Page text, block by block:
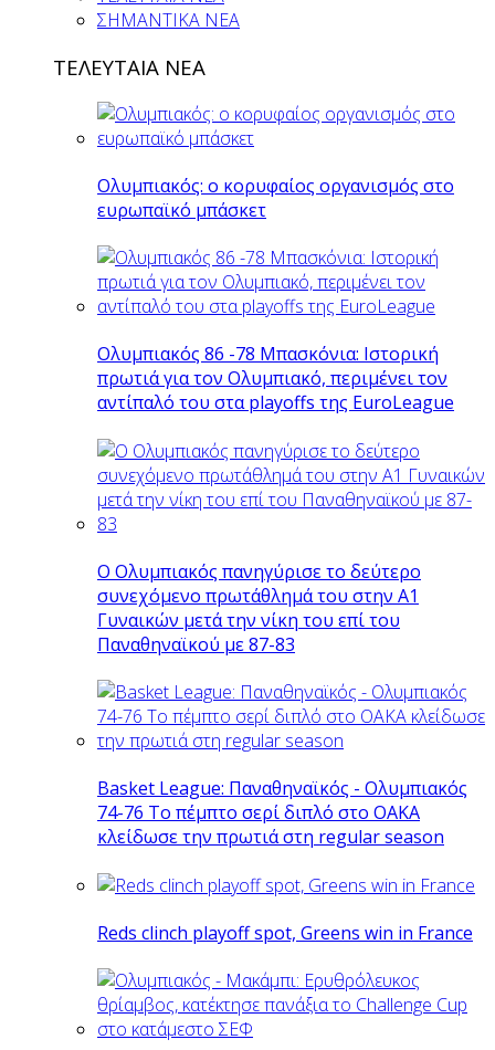
ΣΗΜΑΝΤΙΚΑ ΝΕΑ
ΤΕΛΕΥΤΑΙΑ ΝΕΑ
Ολυμπιακός: ο κορυφαίος οργανισμός στο
ευρωπαϊκό μπάσκετ
Ολυμπιακός 86 -78 Μπασκόνια: Ιστορική
πρωτιά για τον Ολυμπιακό, περιμένει τον
αντίπαλό του στα playoffs της EuroLeague
Ο Ολυμπιακός πανηγύρισε το δεύτερο
συνεχόμενο πρωτάθλημά του στην Α1
Γυναικών μετά την νίκη του επί του
Παναθηναϊκού με 87-83
Basket League: Παναθηναϊκός - Ολυμπιακός
74-76 Το πέμπτο σερί διπλό στο ΟΑΚΑ
κλείδωσε την πρωτιά στη regular season
Reds clinch playoff spot, Greens win in France